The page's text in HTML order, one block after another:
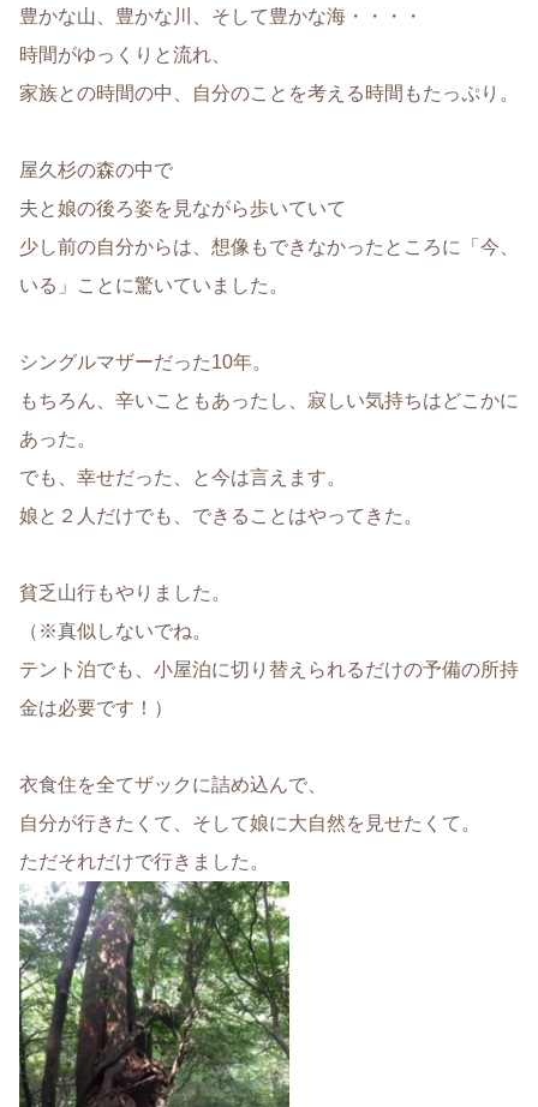
豊かな山、豊かな川、そして豊かな海・・・・
時間がゆっくりと流れ、
家族との時間の中、自分のことを考える時間もたっぷり。
屋久杉の森の中で
夫と娘の後ろ姿を見ながら歩いていて
少し前の自分からは、想像もできなかったところに「今、
いる」ことに驚いていました。
シングルマザーだった10年。
もちろん、辛いこともあったし、寂しい気持ちはどこかに
あった。
でも、幸せだった、と今は言えます。
娘と２人だけでも、できることはやってきた。
貧乏山行もやりました。
（※真似しないでね。
テント泊でも、小屋泊に切り替えられるだけの予備の所持
金は必要です！）
衣食住を全てザックに詰め込んで、
自分が行きたくて、そして娘に大自然を見せたくて。
ただそれだけで行きました。